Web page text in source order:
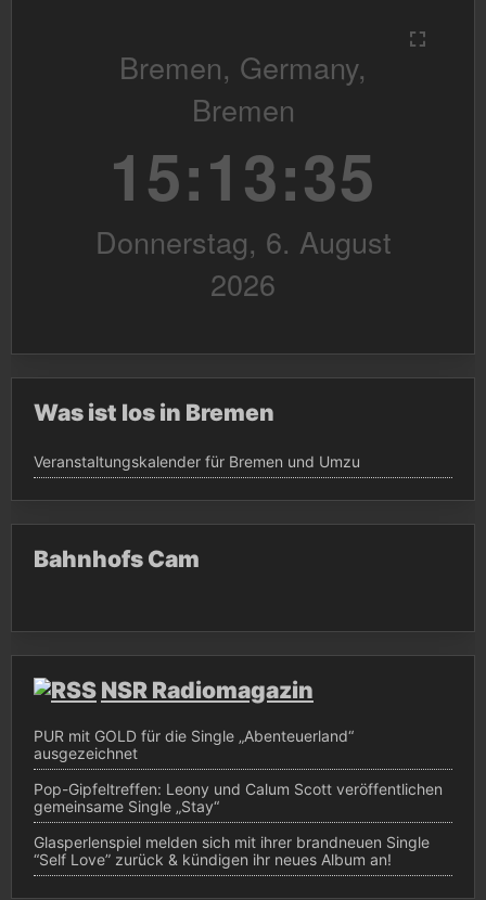
Was ist los in Bremen
Veranstaltungskalender für Bremen und Umzu
Bahnhofs Cam
NSR Radiomagazin
PUR mit GOLD für die Single „Abenteuerland“
ausgezeichnet
Pop-Gipfeltreffen: Leony und Calum Scott veröffentlichen
gemeinsame Single „Stay“
Glasperlenspiel melden sich mit ihrer brandneuen Single
“Self Love” zurück & kündigen ihr neues Album an!